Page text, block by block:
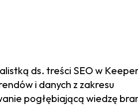
ds. treści SEO w
i danych z zakresu
pogłębiającą wiedzę